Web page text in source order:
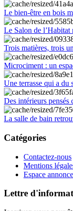
Le bien-être en bois
Le Salon de l’Habitat
Trois matières, trois
Microciment : un
Une terrasse qui a
Des intérieurs pensés
La salle de bain
Catégories
Contactez-nous
Mentions
Espace
Lettre